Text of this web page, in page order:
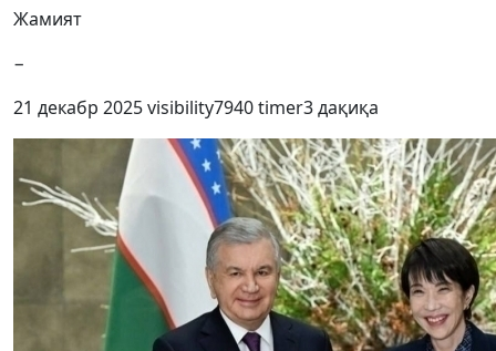
Жамият
−
21 декабр 2025visibility7940timer3 дақиқа